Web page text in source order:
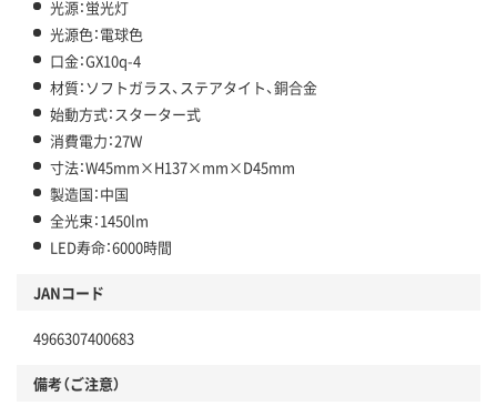
光源：蛍光灯
光源色：電球色
口金：GX10q-4
材質：ソフトガラス、ステアタイト、銅合金
始動方式：スターター式
消費電力：27W
寸法：W45mm×H137×mm×D45mm
製造国：中国
全光束：1450lm
LED寿命：6000時間
JANコード
4966307400683
備考（ご注意）